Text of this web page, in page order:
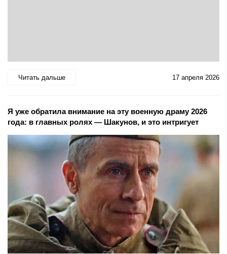
Читать дальше 17 апреля 2026
Я уже обратила внимание на эту военную драму 2026
года: в главных ролях — Шакунов, и это интригует